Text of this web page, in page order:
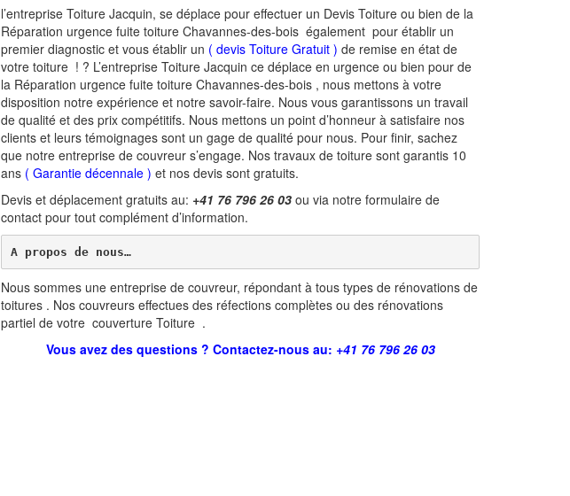
l’entreprise Toiture Jacquin, se déplace pour effectuer un Devis Toiture ou bien de la
Réparation urgence fuite toiture Chavannes-des-bois également pour établir un
premier diagnostic et vous établir un ( devis Toiture Gratuit ) de remise en état de
votre toiture ! ? L’entreprise Toiture Jacquin ce déplace en urgence ou bien pour de
la Réparation urgence fuite toiture Chavannes-des-bois , nous mettons à votre
disposition notre expérience et notre savoir-faire. Nous vous garantissons un travail
de qualité et des prix compétitifs. Nous mettons un point d’honneur à satisfaire nos
clients et leurs témoignages sont un gage de qualité pour nous. Pour finir, sachez
que notre entreprise de couvreur s’engage. Nos travaux de toiture sont garantis 10
ans ( Garantie décennale ) et nos devis sont gratuits.
Devis et déplacement gratuits au: +41 76 796 26 03 ou via notre formulaire de
contact pour tout complément d’information.
A propos de nous…
Nous sommes une entreprise de couvreur, répondant à tous types de rénovations de
toitures . Nos couvreurs effectues des réfections complètes ou des rénovations
partiel de votre couverture Toiture .
Vous avez des questions ? Contactez-nous au: +41 76 796 26 03